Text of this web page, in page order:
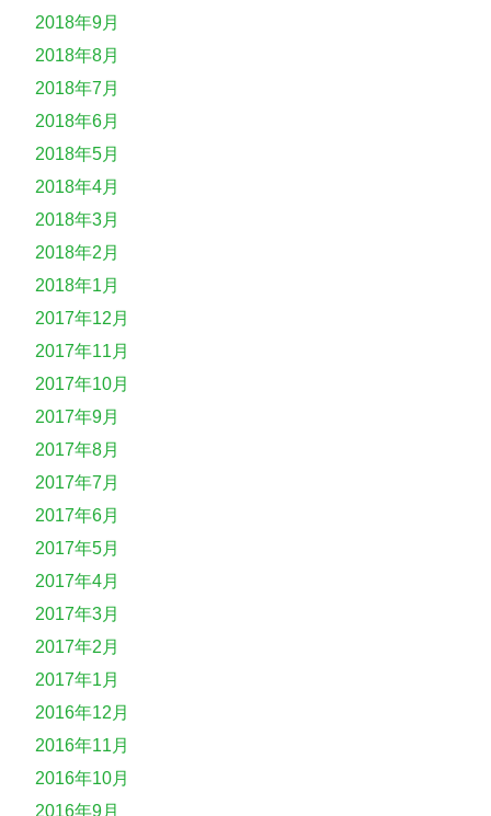
2018年9月
2018年8月
2018年7月
2018年6月
2018年5月
2018年4月
2018年3月
2018年2月
2018年1月
2017年12月
2017年11月
2017年10月
2017年9月
2017年8月
2017年7月
2017年6月
2017年5月
2017年4月
2017年3月
2017年2月
2017年1月
2016年12月
2016年11月
2016年10月
2016年9月